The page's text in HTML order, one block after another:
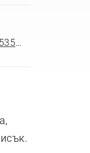
Отидете на страницата на продукта 535i XP®